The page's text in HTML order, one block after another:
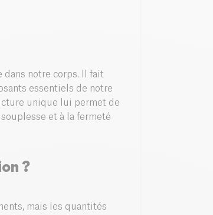
notre corps. Il fait
essentiels de notre
unique lui permet de
et à la fermeté
?
mais les quantités